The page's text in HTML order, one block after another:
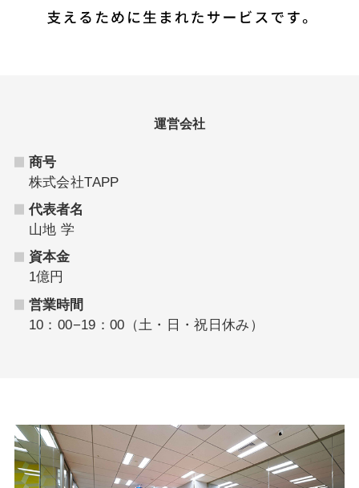
運営会社
商号
株式会社TAPP
代表者名
山地 学
資本金
1億円
営業時間
10：00−19：00（土・日・祝日休み）